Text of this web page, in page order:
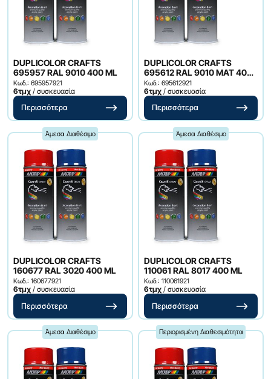
DUPLICOLOR CRAFTS
695957 RAL 9010 400 ML
Κωδ.: 695957921
6τμχ / συσκευασία
Περισσότερα
DUPLICOLOR CRAFTS
695612 RAL 9010 MAT 400
ML
Κωδ.: 695612921
6τμχ / συσκευασία
Περισσότερα
Άμεσα Διαθέσιμο
DUPLICOLOR CRAFTS
160677 RAL 3020 400 ML
Κωδ.: 160677921
6τμχ / συσκευασία
Περισσότερα
Άμεσα Διαθέσιμο
DUPLICOLOR CRAFTS
110061 RAL 8017 400 ML
Κωδ.: 110061921
6τμχ / συσκευασία
Περισσότερα
Άμεσα Διαθέσιμο Περιορισμένη Διαθεσιμότητα